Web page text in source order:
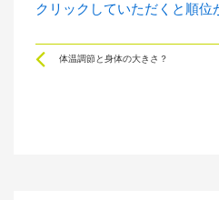
クリックしていただくと順位
Prev
体温調節と身体の大きさ？